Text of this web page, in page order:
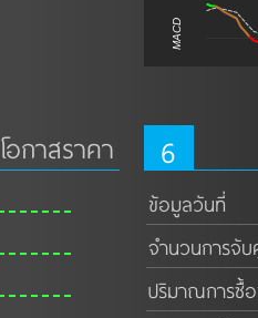
MACD
โอกาสราคา 6
ข้อมูลวันที่
จำนวนการจั
ปริมาณการซื้